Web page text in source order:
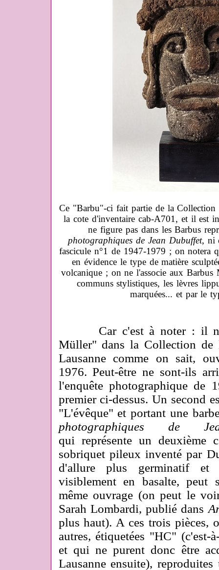
Ce "Barbu"-ci fait partie de la
la cote d'inventaire cab-A701, et il est
ne figure pas dans les Barbus
photographiques de Jean Dubuffet, ni
fascicule n°1 de 1947-1979 ; on notera
en évidence le type de matière
volcanique ; on ne l'associe aux
communs stylistiques, les lèvres
marquées... et par le
Car c'est à noter : il n'y
Müller" dans la Collection de
Lausanne comme on sait,
1976. Peut-être ne sont-ils
l'enquête photographique de
premier ci-dessus. Un second
"L'évêque" et portant une
photographiques de
qui représente un deuxième
sobriquet pileux inventé par
d'allure plus germinatif et
visiblement en basalte,
même ouvrage (on peut le
Sarah Lombardi, publié dans
plus haut). A ces trois pièces,
autres, étiquetées "HC"
et qui ne purent donc être
Lausanne ensuite),